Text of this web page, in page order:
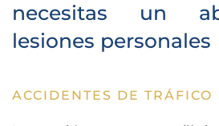
necesitas un
lesiones personales
ACCIDENTES DE TRÁFICO